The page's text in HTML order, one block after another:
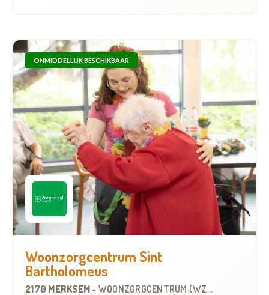
ONMIDDELLIJK BESCHIKBAAR
Woonzorgcentrum Sint
Bartholomeus
2170 MERKSEM - WOONZORGCENTRUM (WZC)